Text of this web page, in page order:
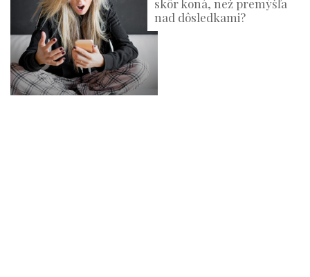
skôr koná, než premýšľa
nad dôsledkami?